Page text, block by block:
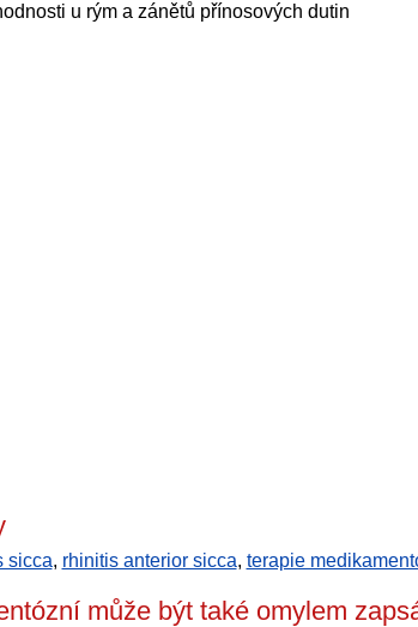
u rým a zánětů přínosových dutin
sicca, rhinitis anterior sicca, terapie
může být také omylem